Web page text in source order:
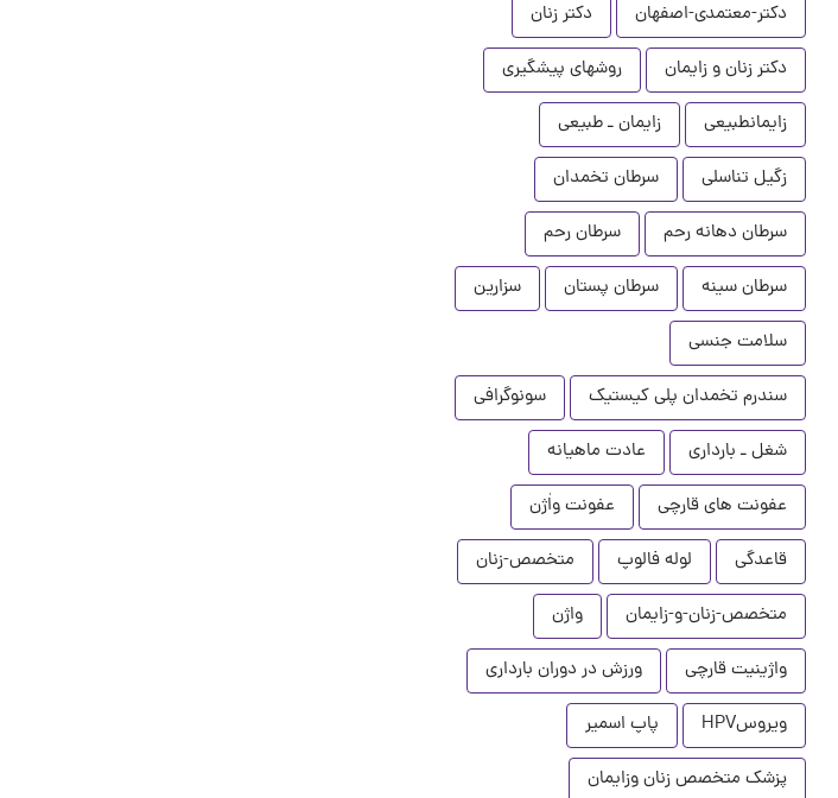
دکتر-معتمدی-اصفهان
دکتر زنان
دکتر زنان و زایمان
روشهای پیشگیری
زایمانطبیعی
زایمان ـ طبیعی
زگیل تناسلی
سرطان تخمدان
سرطان دهانه رحم
سرطان رحم
سرطان سینه
سرطان پستان
سزارین
سلامت جنسی
سندرم تخمدان پلی کیستیک
سونوگرافی
شغل ـ بارداری
عادت ماهیانه
عفونت های قارچی
عفونت واٰژن
قاعدگی
لوله فالوپ
متخصص-زنان
متخصص-زنان-و-زایمان
واژن
واژینیت قارچی
ورزش در دوران بارداری
ویروسHPV
پاپ اسمیر
پزشک متخصص زنان وزایمان